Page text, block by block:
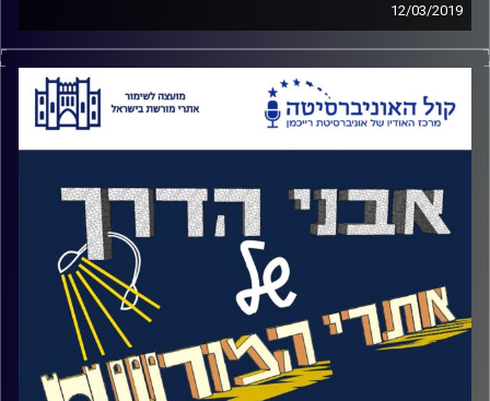
12/03/2019
קרב ניצנים חקוק בזיכרון הקולקטיבי הישראלי כטרגדיה,
קיבוץ שנפל. 33 נופלים ביניהם 3 נשים ו 106 לוחמים שנפלו
בשבי.
למחרת הקרב וללא כל מידע עליו, פירסם אבא קובנר דף קרבי
שגינה את נפילת הקיבוץ וזילזל בהקרבתם של הלוחמים:
לאחר שנים, הוקמה ועדת חקירה שטיהרה את שמם, היה סבב
סליחות והתפרסם סיפור הגבורה של מירה בן ארי שלמרות
שירתה בקצין מצרי מטווח אפס זכתה לכבוד על אומץ ליבה
אפילו בתקשורת המצרית.
האזינו לאורי טולידאנו מראיין את אלימור פריד, מנהלת בית ספר
שדה שקמים באתר ניצנים הישנה על גבורת הקרב, מבצע
תינוק, הערמומיות של מעפילי שבתאי לוז'ינסקי והארמון היפה
שעומד שם עד היום